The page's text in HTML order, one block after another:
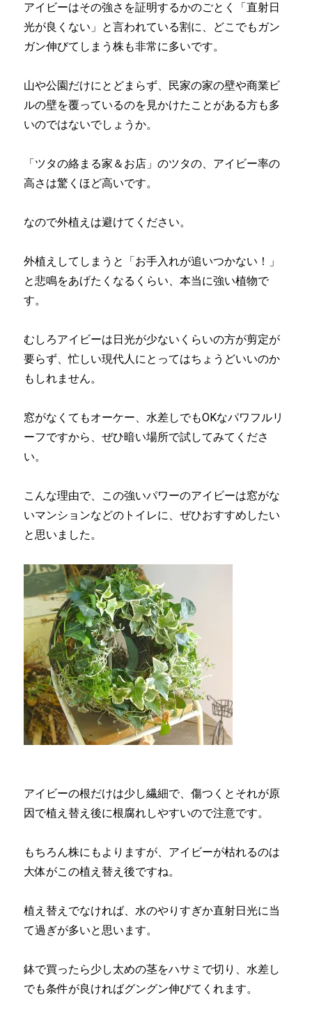
アイビーはその強さを証明するかのごとく「直射日
光が良くない」と言われている割に、どこでもガン
ガン伸びてしまう株も非常に多いです。
山や公園だけにとどまらず、民家の家の壁や商業ビ
ルの壁を覆っているのを見かけたことがある方も多
いのではないでしょうか。
「ツタの絡まる家＆お店」のツタの、アイビー率の
高さは驚くほど高いです。
なので外植えは避けてください。
外植えしてしまうと「お手入れが追いつかない！」
と悲鳴をあげたくなるくらい、本当に強い植物で
す。
むしろアイビーは日光が少ないくらいの方が剪定が
要らず、忙しい現代人にとってはちょうどいいのか
もしれません。
窓がなくてもオーケー、水差しでもOKなパワフルリ
ーフですから、ぜひ暗い場所で試してみてくださ
い。
こんな理由で、この強いパワーのアイビーは窓がな
いマンションなどのトイレに、ぜひおすすめしたい
と思いました。
アイビーの根だけは少し繊細で、傷つくとそれが原
因で植え替え後に根腐れしやすいので注意です。
もちろん株にもよりますが、アイビーが枯れるのは
大体がこの植え替え後ですね。
植え替えでなければ、水のやりすぎか直射日光に当
て過ぎが多いと思います。
鉢で買ったら少し太めの茎をハサミで切り、水差し
でも条件が良ければグングン伸びてくれます。